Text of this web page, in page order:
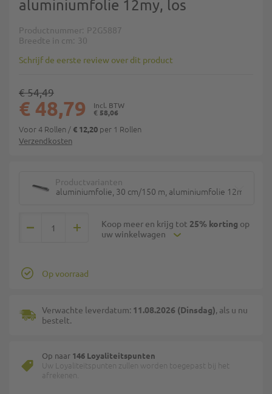
aluminiumfolie 12my, los
Productnummer P2G5887
Breedte in cm
30
Schrijf de eerste review over dit product
Verzendkosten
€ 58,06
€ 48,79
€ 54,49
Voor 4 Rollen /€ 12,20 per 1 Rollen
Productvarianten
aluminiumfolie, 30 cm/150 m, aluminiumfolie 12my, los
Koop meer en krijg tot 25% korting op
uw winkelwagen
Op voorraad
Verwachte leverdatum: 11.08.2026 (Dinsdag), als u nu
bestelt.
Op naar 146 Loyaliteitspunten
Uw Loyaliteitspunten zullen worden toegepast bij het
afrekenen.